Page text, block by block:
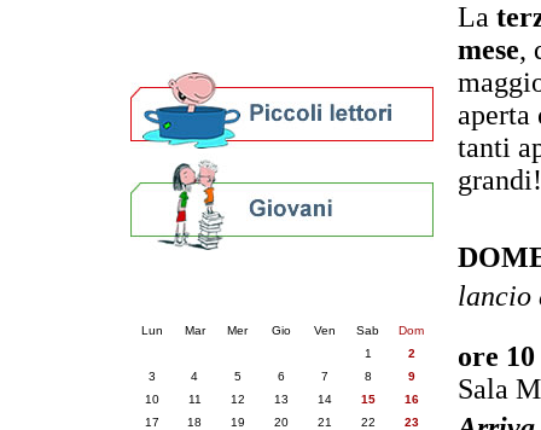
La
mese,
aperta
tanti
grandi!
lancio
ore 10
Sala
Lun Mar Mer Gio Ven Sab
Dom
1
2
3
4 5 6 7 8
9
10
11 12 13 14 15
16
17
18 19 20 21 22
23